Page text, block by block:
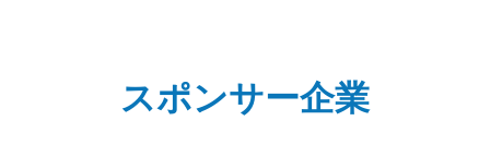
スポンサー企業